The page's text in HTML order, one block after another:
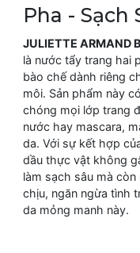
Pha - Sạch
JULIETTE ARMAND
là nước tẩy trang hai
bào chế dành riêng
môi. Sản phẩm này
chóng mọi lớp trang
nước hay mascara,
da. Với sự kết hợp
dầu thực vật không
làm sạch sâu mà
chịu, ngăn ngừa tình
da mỏng manh này.